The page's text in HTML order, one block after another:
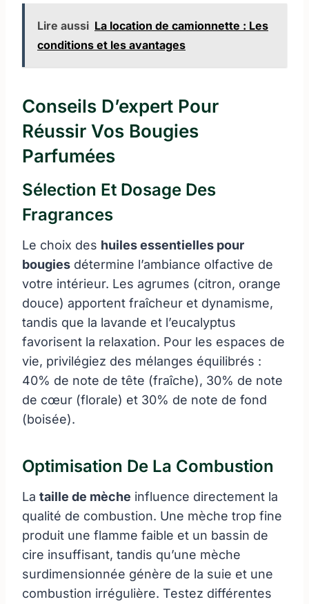
Lire aussi La location de camionnette : Les
conditions et les avantages
Conseils D’expert Pour
Réussir Vos Bougies
Parfumées
Sélection Et Dosage Des
Fragrances
Le choix des huiles essentielles pour
bougies détermine l’ambiance olfactive de
votre intérieur. Les agrumes (citron, orange
douce) apportent fraîcheur et dynamisme,
tandis que la lavande et l’eucalyptus
favorisent la relaxation. Pour les espaces de
vie, privilégiez des mélanges équilibrés :
40% de note de tête (fraîche), 30% de note
de cœur (florale) et 30% de note de fond
(boisée).
Optimisation De La Combustion
La taille de mèche influence directement la
qualité de combustion. Une mèche trop fine
produit une flamme faible et un bassin de
cire insuffisant, tandis qu’une mèche
surdimensionnée génère de la suie et une
combustion irrégulière. Testez différentes